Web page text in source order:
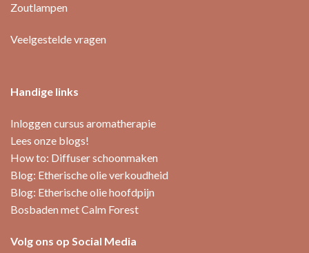
Zoutlampen
Veelgestelde vragen
Handige links
Inloggen cursus aromatherapie
Lees onze blogs!
How to: Diffuser schoonmaken
Blog: Etherische olie verkoudheid
Blog: Etherische olie hoofdpijn
Bosbaden met Calm Forest
Volg ons op Social Media